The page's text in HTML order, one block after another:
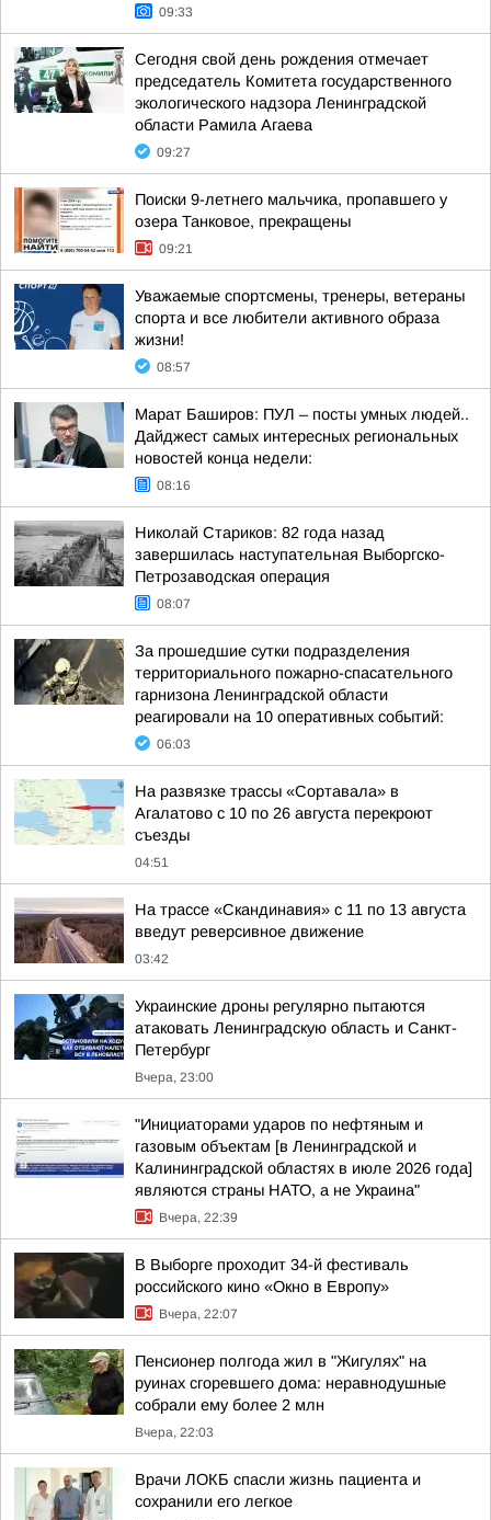
09:33
Сегодня свой день рождения отмечает
председатель Комитета государственного
экологического надзора Ленинградской
области Рамила Агаева
09:27
Поиски 9-летнего мальчика, пропавшего у
озера Танковое, прекращены
09:21
Уважаемые спортсмены, тренеры, ветераны
спорта и все любители активного образа
жизни!
08:57
Марат Баширов: ПУЛ – посты умных людей..
Дайджест самых интересных региональных
новостей конца недели:
08:16
Николай Стариков: 82 года назад
завершилась наступательная Выборгско-
Петрозаводская операция
08:07
За прошедшие сутки подразделения
территориального пожарно-спасательного
гарнизона Ленинградской области
реагировали на 10 оперативных событий:
06:03
На развязке трассы «Сортавала» в
Агалатово с 10 по 26 августа перекроют
съезды
04:51
На трассе «Скандинавия» с 11 по 13 августа
введут реверсивное движение
03:42
Украинские дроны регулярно пытаются
атаковать Ленинградскую область и Санкт-
Петербург
Вчера, 23:00
"Инициаторами ударов по нефтяным и
газовым объектам [в Ленинградской и
Калининградской областях в июле 2026 года]
являются страны НАТО, а не Украина"
Вчера, 22:39
В Выборге проходит 34-й фестиваль
российского кино «Окно в Европу»
Вчера, 22:07
Пенсионер полгода жил в "Жигулях" на
руинах сгоревшего дома: неравнодушные
собрали ему более 2 млн
Вчера, 22:03
Врачи ЛОКБ спасли жизнь пациента и
сохранили его легкое